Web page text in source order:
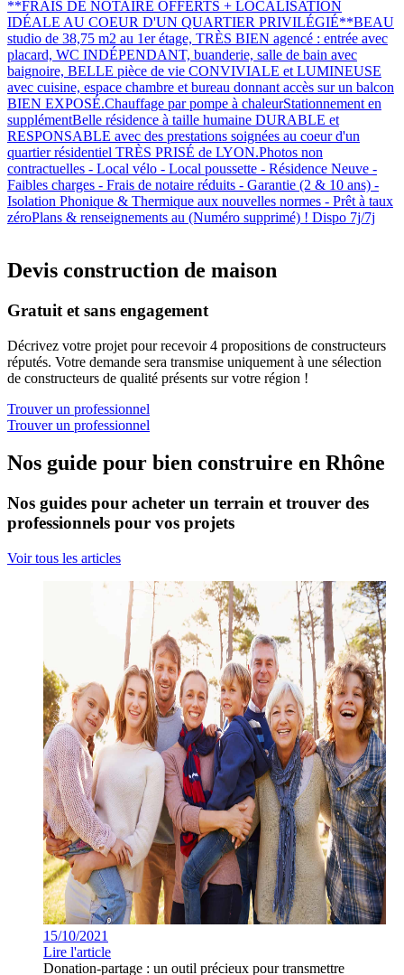
**FRAIS DE NOTAIRE OFFERTS + LOCALISATION
IDÉALE AU COEUR D'UN QUARTIER PRIVILÉGIÉ**BEAU
studio de 38,75 m2 au 1er étage, TRÈS BIEN agencé : entrée avec
placard, WC INDÉPENDANT, buanderie, salle de bain avec
baignoire, BELLE pièce de vie CONVIVIALE et LUMINEUSE
avec cuisine, espace chambre et bureau donnant accès sur un balcon
BIEN EXPOSÉ.Chauffage par pompe à chaleurStationnement en
supplémentBelle résidence à taille humaine DURABLE et
RESPONSABLE avec des prestations soignées au coeur d'un
quartier résidentiel TRÈS PRISÉ de LYON.Photos non
contractuelles - Local vélo - Local poussette - Résidence Neuve -
Faibles charges - Frais de notaire réduits - Garantie (2 & 10 ans) -
Isolation Phonique & Thermique aux nouvelles normes - Prêt à taux
zéroPlans & renseignements au (Numéro supprimé) ! Dispo 7j/7j
Devis construction de maison
Gratuit et sans engagement
Décrivez votre projet pour recevoir 4 propositions de constructeurs
réputés. Votre demande sera transmise uniquement à une sélection
de constructeurs de qualité présents sur votre région !
Trouver un professionnel
Trouver un professionnel
Nos guide pour bien construire en Rhône
Nos guides pour acheter un terrain et trouver des
professionnels pour vos projets
Voir tous les articles
15/10/2021
Lire l'article
Donation-partage : un outil précieux pour transmettre